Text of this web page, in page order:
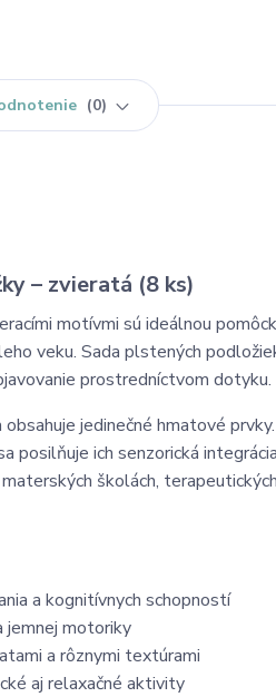
0
– zvieratá (8 ks)
motívmi sú ideálnou
veku. Sada plstených
prostredníctvom dotyku.
jedinečné hmatové
posilňuje ich senzorická
školách,
a kognitívnych schopností
jemnej motoriky
a rôznymi textúrami
aj relaxačné aktivity